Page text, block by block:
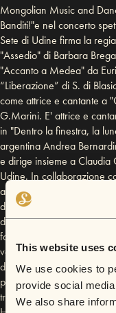
This website uses
We use cookies to
provide social
We also share
Mongolian Music and
Banditi!"e nel concerto
Sete di Udine firma la
"Assedio" di Barbara
"Accanto a Medea" da
“Liberazione” di S. di
come attrice e cantante a
G.Marini. E' attrice e
in "Dentro la finestra, la
argentina Andrea
e dirige insieme a Claudia
Udine. In collaborazione
allestisce lo spettacolo
drammaturgia di Alberto
dall'Ass. Genia e da
facoltà di Lettere di
verso l’analisi delle culture
dell’Etnomusicologia,
presso la comunità dei
triestino Balkan Babau il